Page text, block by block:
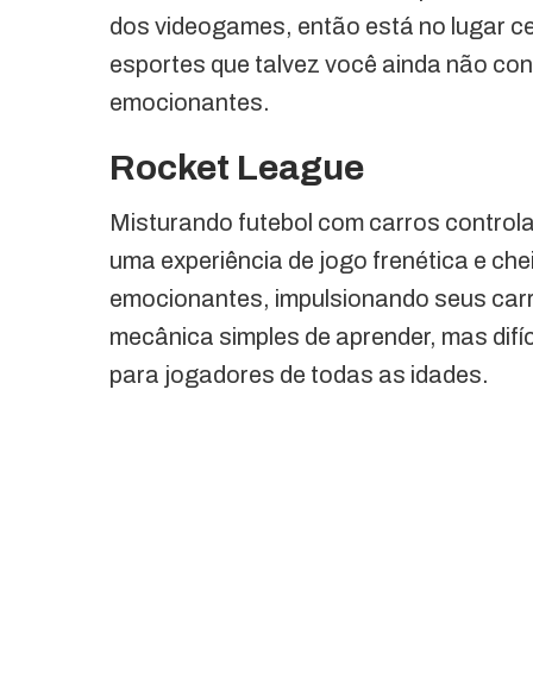
dos videogames, então está no lugar
esportes que talvez você ainda não
emocionantes.
Rocket League
Misturando futebol com carros
uma experiência de jogo frenética e
emocionantes, impulsionando seus
mecânica simples de aprender, mas
para jogadores de todas as idades.